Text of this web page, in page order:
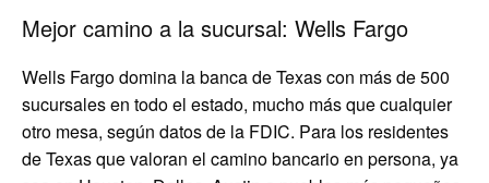
Mejor camino a la sucursal: Wells Fargo
Wells Fargo domina la banca de Texas con más de 500
sucursales en todo el estado, mucho más que cualquier
otro mesa, según datos de la FDIC. Para los residentes
de Texas que valoran el camino bancario en persona, ya